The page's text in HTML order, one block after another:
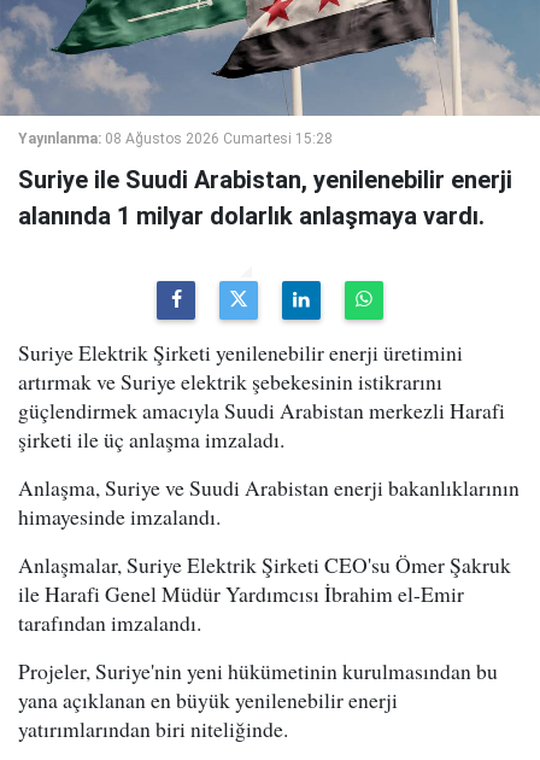
Yayınlanma: 08 Ağustos 2026 Cumartesi 15:28
Suriye ile Suudi Arabistan, yenilenebilir enerji
alanında 1 milyar dolarlık anlaşmaya vardı.
Suriye Elektrik Şirketi yenilenebilir enerji üretimini
artırmak ve Suriye elektrik şebekesinin istikrarını
güçlendirmek amacıyla Suudi Arabistan merkezli Harafi
şirketi ile üç anlaşma imzaladı.
Anlaşma, Suriye ve Suudi Arabistan enerji bakanlıklarının
himayesinde imzalandı.
Anlaşmalar, Suriye Elektrik Şirketi CEO'su Ömer Şakruk
ile Harafi Genel Müdür Yardımcısı İbrahim el-Emir
tarafından imzalandı.
Projeler, Suriye'nin yeni hükümetinin kurulmasından bu
yana açıklanan en büyük yenilenebilir enerji
yatırımlarından biri niteliğinde.